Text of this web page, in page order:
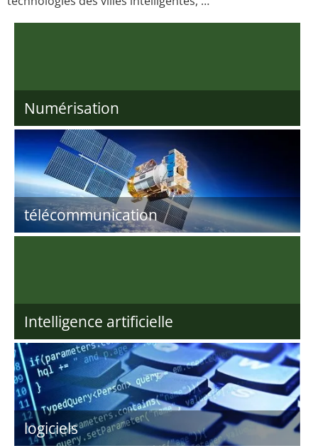
Numérisation
télécommunication
Intelligence artificielle
logiciels